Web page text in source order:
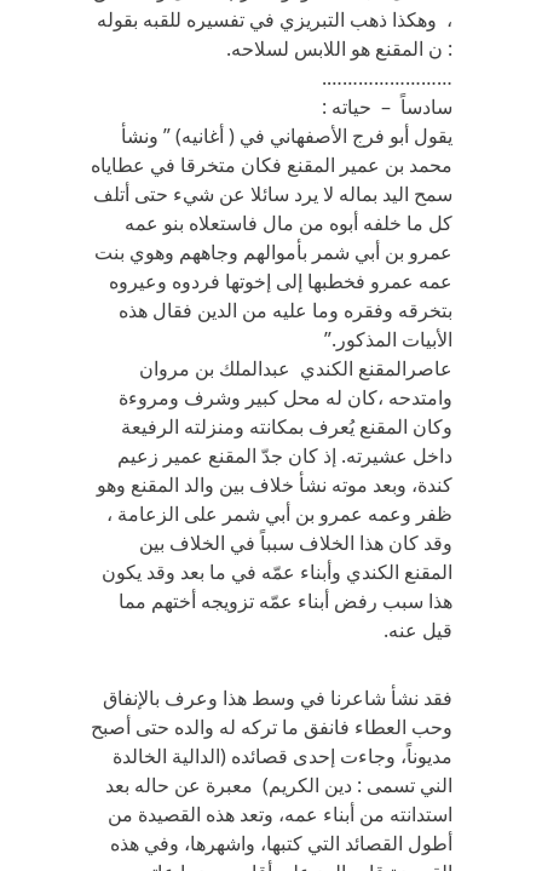
، وهكذا ذهب التبريزي في تفسيره للقبه بقوله
: ن المقنع هو اللابس لسلاحه.
…………………….
سادساً – حياته :
يقول أبو فرج الأصفهاني في ( أغانيه) ” ونشأ
محمد بن عمير المقنع فكان متخرقا في عطاياه
سمح اليد بماله لا يرد سائلا عن شيء حتى أتلف
كل ما خلفه أبوه من مال فاستعلاه بنو عمه
عمرو بن أبي شمر بأموالهم وجاههم وهوي بنت
عمه عمرو فخطبها إلى إخوتها فردوه وعيروه
بتخرقه وفقره وما عليه من الدين فقال هذه
الأبيات المذكور.”
عاصرالمقنع الكندي عبدالملك بن مروان
وامتدحه ،كان له محل كبير وشرف ومروءة
وكان المقنع يُعرف بمكانته ومنزلته الرفيعة
داخل عشيرته. إذ كان جدّ المقنع عمير زعيم
كندة، وبعد موته نشأ خلاف بين والد المقنع وهو
ظفر وعمه عمرو بن أبي شمر على الزعامة ،
وقد كان هذا الخلاف سبباً في الخلاف بين
المقنع الكندي وأبناء عمّه في ما بعد وقد يكون
هذا سبب رفض أبناء عمّه تزويجه أختهم مما
قيل عنه.
فقد نشأ شاعرنا في وسط هذا وعرف بالإنفاق
وحب العطاء فانفق ما تركه له والده حتى أصبح
مديوناً، وجاءت إحدى قصائده (الدالية الخالدة
الني تسمى : دين الكريم) معبرة عن حاله بعد
استدانته من أبناء عمه، وتعد هذه القصيدة من
أطول القصائد التي كتبها، واشهرها، وفي هذه